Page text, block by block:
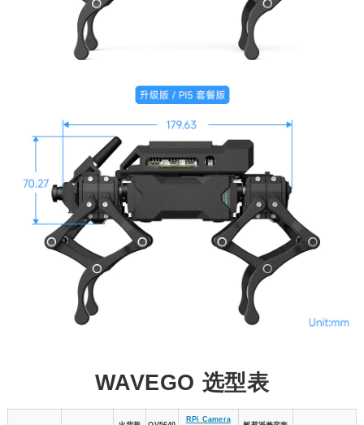
WAVEGO 选型表
RPi Camera